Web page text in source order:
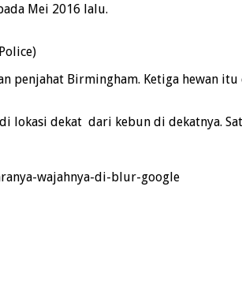
Mei 2016 lalu.
penjahat Birmingham. Ketiga hewan
lokasi dekat dari kebun di dekatnya.
wajahnya-di-blur-google